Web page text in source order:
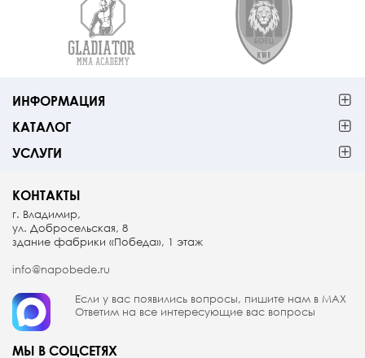
ИНФОРМАЦИЯ
КАТАЛОГ
УСЛУГИ
КОНТАКТЫ
г. Владимир,
ул. Добросельская, 8
здание фабрики «Победа», 1 этаж
info@napobede.ru
Если у вас появились вопросы, пишите нам в МАX
Ответим на все интересующие вас вопросы
МЫ В СОЦСЕТЯХ